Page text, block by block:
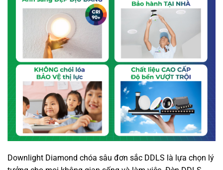
Downlight Diamond chóa sâu đơn sắc DDLS là lựa chọn lý